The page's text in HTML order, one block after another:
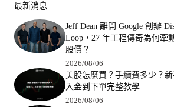
最新消息
Jeff Dean 離開 Google 創辦
Loop，27 年工程傳奇為何牽
股價？
2026/08/06
美股怎麼買？手續費多少？新
入金到下單完整教學
2026/08/06